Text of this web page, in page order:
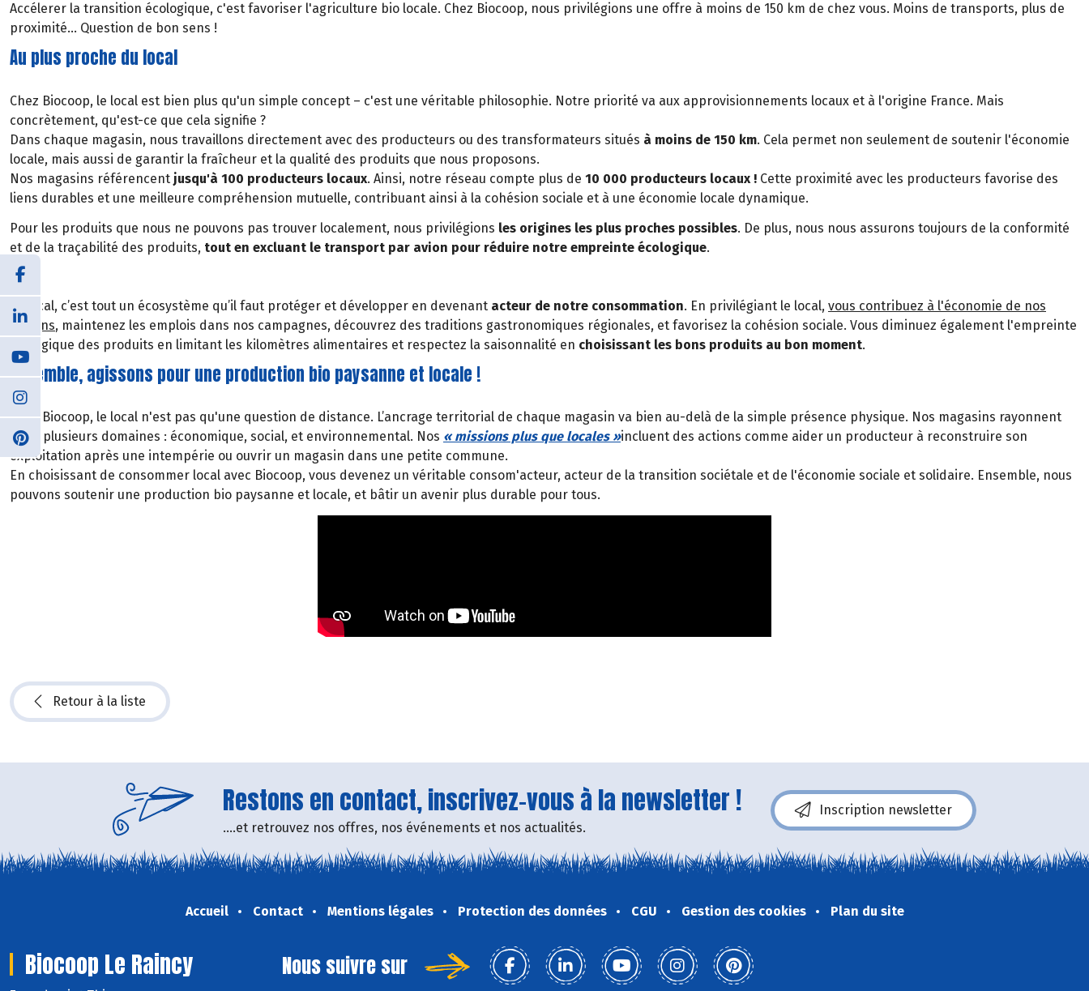
Accélerer la transition écologique, c'est favoriser l'agriculture bio locale. Chez Biocoop, nous privilégions une offre à moins de 150 km de chez vous. Moins de transports, plus de
proximité... Question de bon sens !
Au plus proche du local
Chez Biocoop, le local est bien plus qu'un simple concept – c'est une véritable philosophie. Notre priorité va aux approvisionnements locaux et à l'origine France. Mais
concrètement, qu'est-ce que cela signifie ?
Dans chaque magasin, nous travaillons directement avec des producteurs ou des transformateurs situés à moins de 150 km. Cela permet non seulement de soutenir l'économie
locale, mais aussi de garantir la fraîcheur et la qualité des produits que nous proposons.
Nos magasins référencent jusqu'à 100 producteurs locaux. Ainsi, notre réseau compte plus de 10 000 producteurs locaux ! Cette proximité avec les producteurs favorise des
liens durables et une meilleure compréhension mutuelle, contribuant ainsi à la cohésion sociale et à une économie locale dynamique.
Pour les produits que nous ne pouvons pas trouver localement, nous privilégions les origines les plus proches possibles. De plus, nous nous assurons toujours de la conformité
et de la traçabilité des produits, tout en excluant le transport par avion pour réduire notre empreinte écologique.
Le local, c’est tout un écosystème qu’il faut protéger et développer en devenant acteur de notre consommation. En privilégiant le local, vous contribuez à l'économie de nos
régions, maintenez les emplois dans nos campagnes, découvrez des traditions gastronomiques régionales, et favorisez la cohésion sociale. Vous diminuez également l'empreinte
écologique des produits en limitant les kilomètres alimentaires et respectez la saisonnalité en choisissant les bons produits au bon moment.
Ensemble, agissons pour une production bio paysanne et locale !
Chez Biocoop, le local n'est pas qu'une question de distance. L’ancrage territorial de chaque magasin va bien au-delà de la simple présence physique. Nos magasins rayonnent
dans plusieurs domaines : économique, social, et environnemental. Nos « missions plus que locales »incluent des actions comme aider un producteur à reconstruire son
exploitation après une intempérie ou ouvrir un magasin dans une petite commune.
En choisissant de consommer local avec Biocoop, vous devenez un véritable consom'acteur, acteur de la transition sociétale et de l'économie sociale et solidaire. Ensemble, nous
pouvons soutenir une production bio paysanne et locale, et bâtir un avenir plus durable pour tous.
Retour à la liste
Restons en contact, inscrivez-vous à la newsletter !
....et retrouvez nos offres, nos événements et nos actualités.
Inscription newsletter
Accueil Contact Mentions légales Protection des données CGU Gestion des cookies Plan du site
Biocoop Le Raincy Nous suivre sur